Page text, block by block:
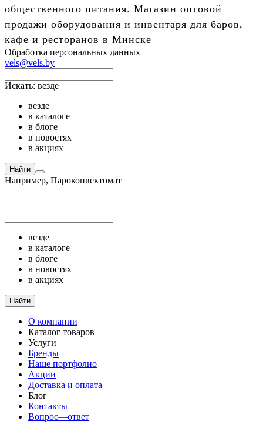
общественного питания. Магазин оптовой
продажи оборудования и инвентаря для баров,
кафе и ресторанов в Минске
Обработка персональных данных
vels@vels.by
Искать: везде
везде
в каталоге
в блоге
в новостях
в акциях
Найти
Например, Пароконвектомат
везде
в каталоге
в блоге
в новостях
в акциях
Найти
О компании
Каталог товаров
Услуги
Бренды
Наше портфолио
Акции
Доставка и оплата
Блог
Контакты
Вопрос—ответ